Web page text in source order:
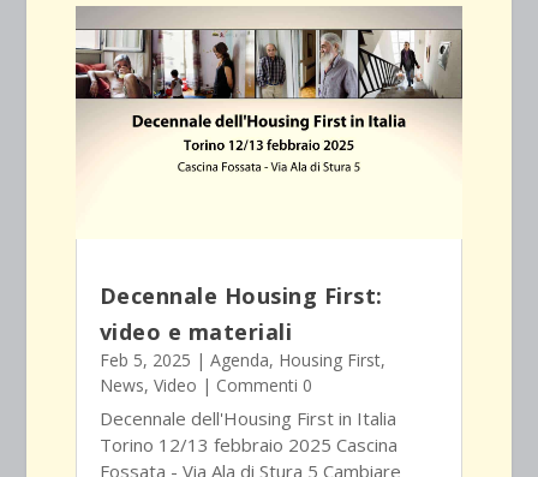
Decennale Housing First:
video e materiali
Feb 5, 2025 | Agenda, Housing First,
News, Video | Commenti 0
Decennale dell'Housing First in Italia
Torino 12/13 febbraio 2025 Cascina
Fossata - Via Ala di Stura 5 Cambiare